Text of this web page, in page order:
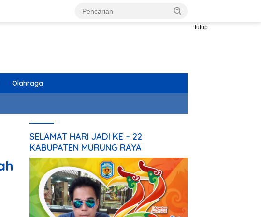
tutup
Olahraga
SELAMAT HARI JADI KE – 22
KABUPATEN MURUNG RAYA